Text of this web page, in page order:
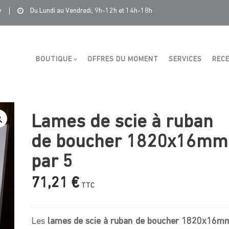
Du Lundi au Vendredi, 9h-12h et 14h-18h
BOUTIQUE OFFRES DU MOMENT SERVICES
Boutique
Lames de scie à ruban
de boucher 1820x16mm
par 5
71,21 € TTC
Les lames de scie à ruban de boucher